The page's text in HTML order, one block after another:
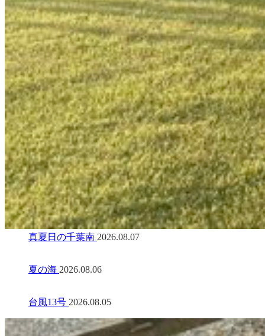
真夏日の千葉南 2026.08.07
夏の海 2026.08.06
台風13号 2026.08.05